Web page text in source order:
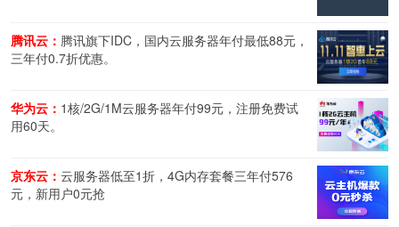
腾讯云： 腾讯旗下IDC，国内云服务器年付最低88元，
三年付0.7折优惠。
华为云： 1核/2G/1M云服务器年付99元，注册免费试
用60天。
京东云： 云服务器低至1折，4G内存套餐三年付576
元，新用户0元抢